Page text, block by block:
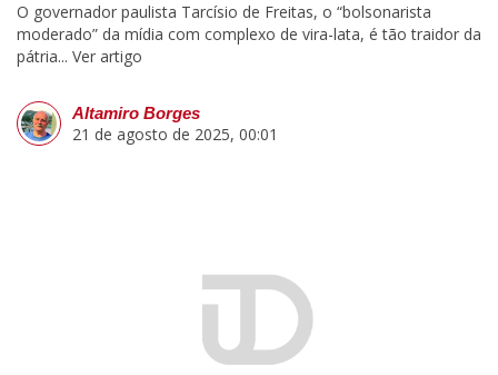
O governador paulista Tarcísio de Freitas, o “bolsonarista
moderado” da mídia com complexo de vira-lata, é tão traidor da
pátria... Ver artigo
Altamiro Borges
21 de agosto de 2025, 00:01